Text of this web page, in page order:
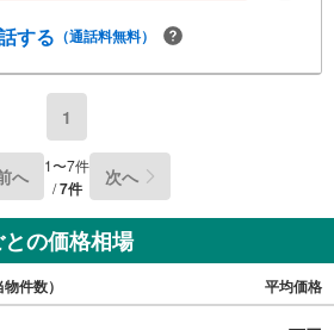
、店舗横に駐車スペース4台分ございます八
する （通話料無料）
1
へ 1〜7件
/7件 次へ
の価格相場
件数） 平均価格